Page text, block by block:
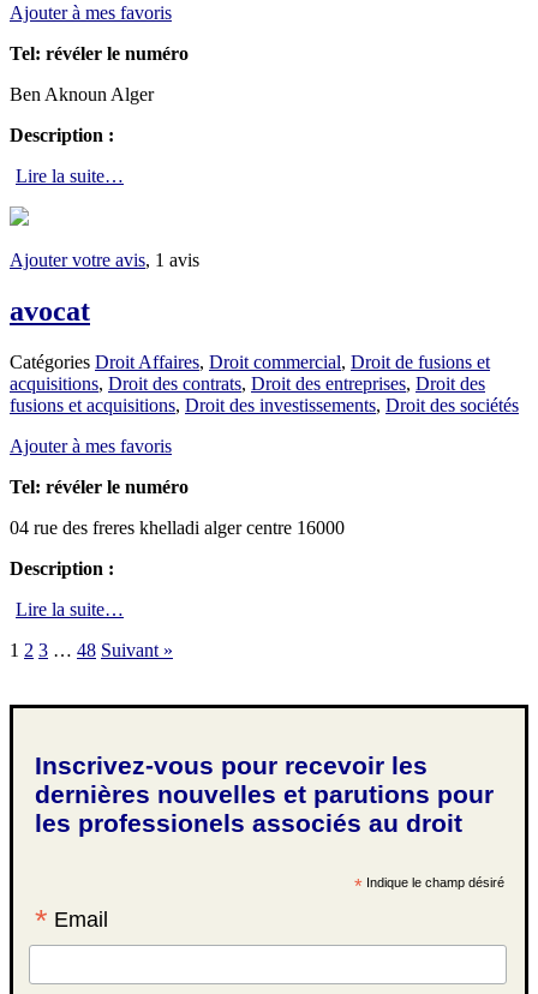
Ajouter à mes favoris
Tel: révéler le numéro
Ben Aknoun Alger
Description :
Lire la suite…
Ajouter votre avis, 1 avis
avocat
Catégories Droit Affaires, Droit commercial, Droit de fusions et
acquisitions, Droit des contrats, Droit des entreprises, Droit des
fusions et acquisitions, Droit des investissements, Droit des sociétés
Ajouter à mes favoris
Tel: révéler le numéro
04 rue des freres khelladi alger centre 16000
Description :
Lire la suite…
1 2 3 … 48 Suivant »
Inscrivez-vous pour recevoir les
dernières nouvelles et parutions pour
les professionels associés au droit
* Indique le champ désiré
* Email